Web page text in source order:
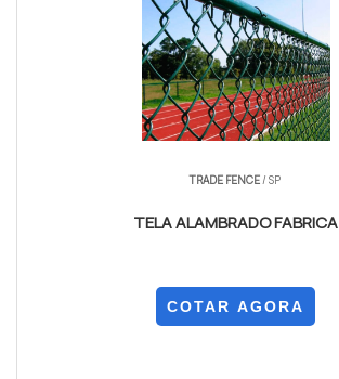
TRADE FENCE/ SP
TELA ALAMBRADO FABRICA
COTAR AGORA